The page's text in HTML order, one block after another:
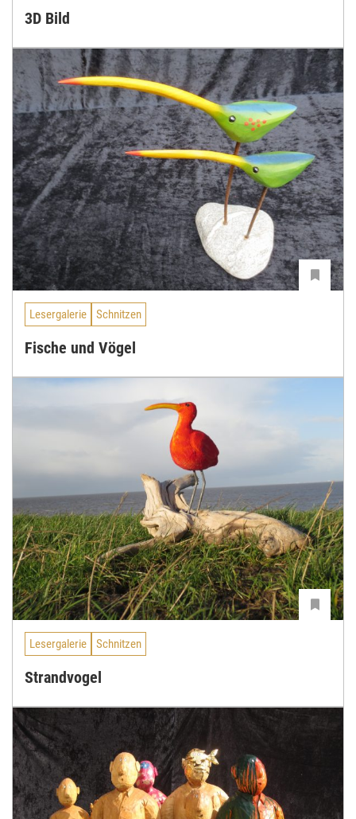
3D Bild
Lesergalerie Schnitzen
Fische und Vögel
Lesergalerie Schnitzen
Strandvogel